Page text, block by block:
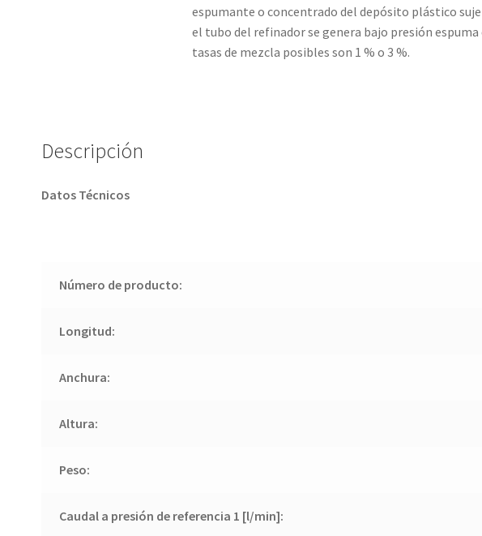
espumante o concentrado del depósito plástico
el tubo del refinador se genera bajo presión
tasas de mezcla posibles son 1 % o 3 %.
Descripción
Datos Técnicos
Número de producto:
Longitud:
Anchura:
Altura:
Peso:
Caudal a presión de referencia 1 [l/min]: